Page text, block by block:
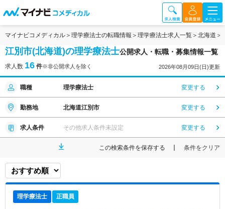
マイナビコメディカル 理学療法士の転職情報 理学療法士求人一覧 北海道
江別市(北海道)の理学療法士公開求人・転職・募集情報一覧
求人数 16 件※非公開求人を除く 2026年08月09日(日)更新
職種 理学療法士 変更する
勤務地 北海道江別市 変更する
求人条件 その他求人条件未設定 変更する
この検索条件を保存する 条件をクリア
理学療法士 正職員